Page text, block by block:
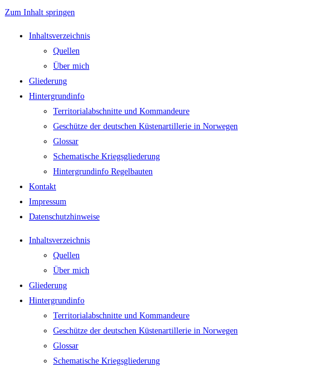
Zum Inhalt springen
Inhaltsverzeichnis
Quellen
Über mich
Gliederung
Hintergrundinfo
Territorialabschnitte und Kommandeure
Geschütze der deutschen Küstenartillerie in Norwegen
Glossar
Schematische Kriegsgliederung
Hintergrundinfo Regelbauten
Kontakt
Impressum
Datenschutzhinweise
Inhaltsverzeichnis
Quellen
Über mich
Gliederung
Hintergrundinfo
Territorialabschnitte und Kommandeure
Geschütze der deutschen Küstenartillerie in Norwegen
Glossar
Schematische Kriegsgliederung